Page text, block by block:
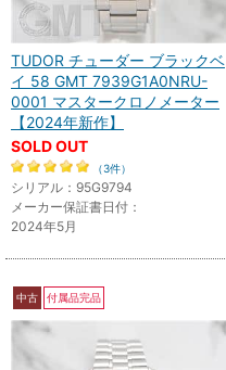
TUDOR チューダー ブラックベ
イ 58 GMT 7939G1A0NRU-
0001 マスタークロノメーター
【2024年新作】
SOLD OUT
（3件）
シリアル：95G9794
メーカー保証書日付：
2024年5月
中古 付属品完品